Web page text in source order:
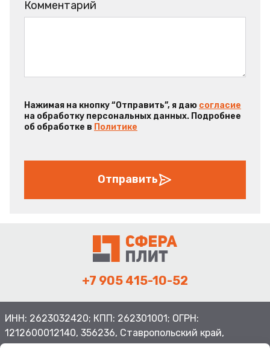
Комментарий
Нажимая на кнопку “Отправить”, я даю согласие
на обработку персональных данных. Подробнее
об обработке в Политике
Отправить
+7 905 415-10-52
ИНН: 2623032420; КПП: 262301001; ОГРН:
1212600012140, 356236, Ставропольский край,